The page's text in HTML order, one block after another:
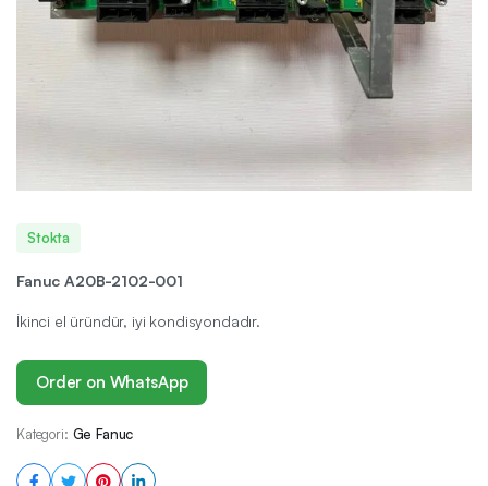
Stokta
Fanuc A20B-2102-001
İkinci el üründür, iyi kondisyondadır.
Order on WhatsApp
Kategori: Ge Fanuc